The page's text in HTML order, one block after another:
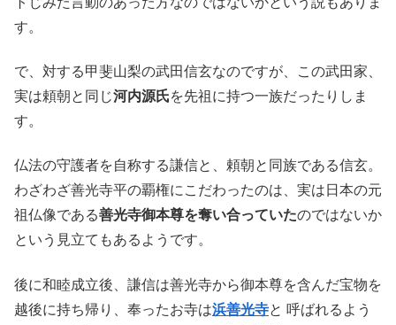
す。
で、対する甲斐山梨の武田信玄なのですが、この武田家、
実は頼朝と同じ河内源氏を先祖に持つ一族だったりしま
す。
仏法の守護者を自称する謙信と、頼朝と同族である信玄。
わざわざ善光寺平の覇権にこだわったのは、実は日本の元
祖仏像である善光寺御本尊を奪い合っていたのではないか
という見立てもあるようです。
後に和睦成立後、謙信は善光寺から御本尊を含んだ宝物を
越後に持ち帰り、奉ったお寺は浜善光寺と 呼ばれるよう